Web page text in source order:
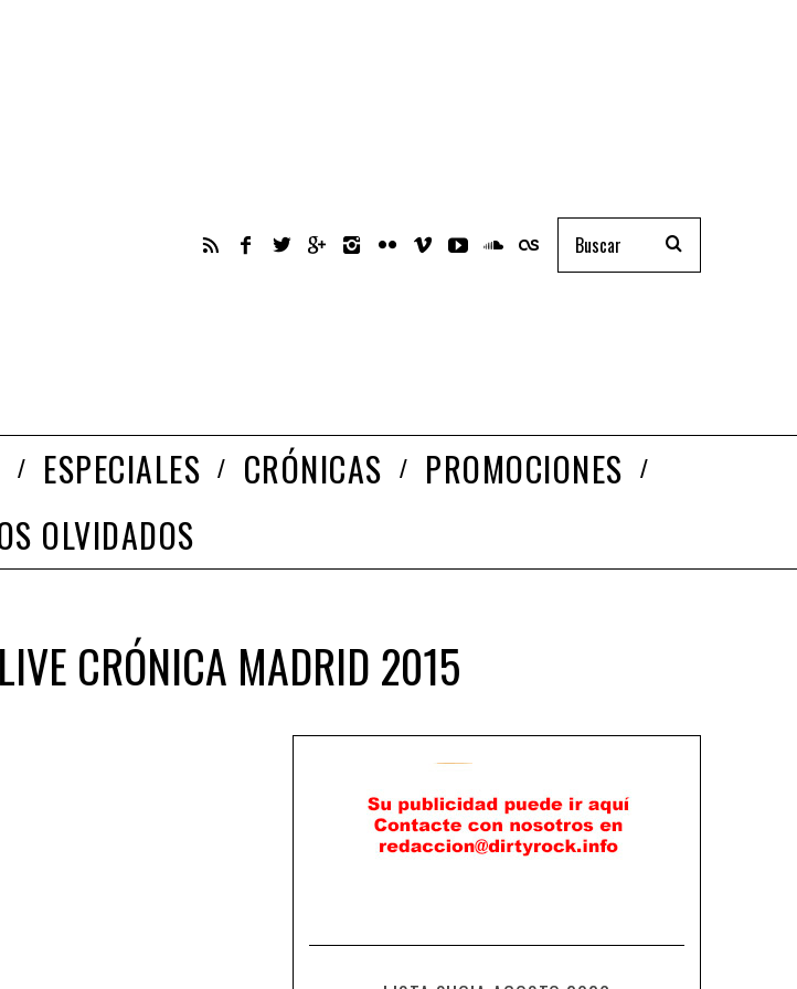
ESPECIALES CRÓNICAS
PROMOCIONES
OLVIDADOS
CRÓNICA MADRID 2015